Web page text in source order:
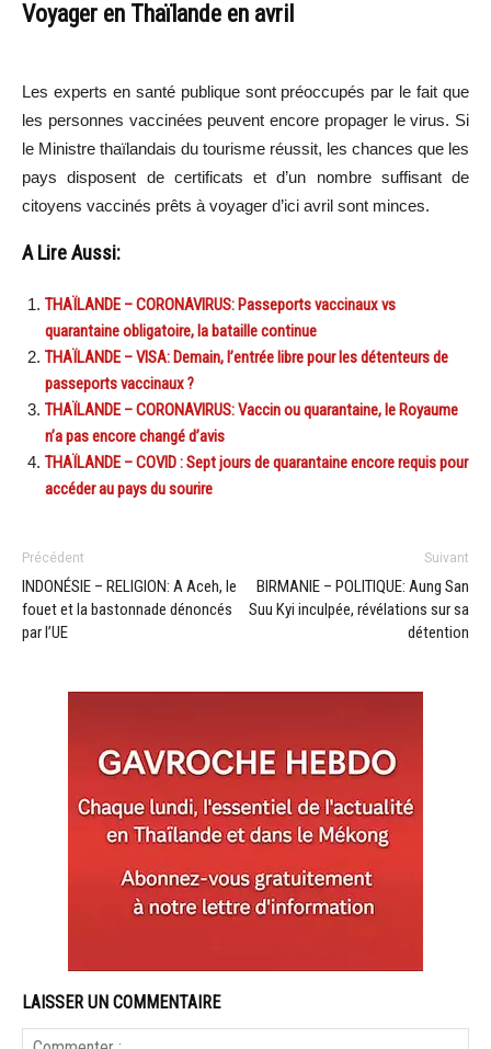
Voyager en Thaïlande en avril
Les experts en santé publique sont préoccupés par le fait que
les personnes vaccinées peuvent encore propager le virus. Si
le Ministre thaïlandais du tourisme réussit, les chances que les
pays disposent de certificats et d’un nombre suffisant de
citoyens vaccinés prêts à voyager d’ici avril sont minces.
A Lire Aussi:
THAÏLANDE – CORONAVIRUS: Passeports vaccinaux vs
quarantaine obligatoire, la bataille continue
THAÏLANDE – VISA: Demain, l’entrée libre pour les détenteurs de
passeports vaccinaux ?
THAÏLANDE – CORONAVIRUS: Vaccin ou quarantaine, le Royaume
n’a pas encore changé d’avis
THAÏLANDE – COVID : Sept jours de quarantaine encore requis pour
accéder au pays du sourire
Précédent
INDONÉSIE – RELIGION: A Aceh, le
fouet et la bastonnade dénoncés
par l’UE
Suivant
BIRMANIE – POLITIQUE: Aung San
Suu Kyi inculpée, révélations sur sa
détention
LAISSER UN COMMENTAIRE